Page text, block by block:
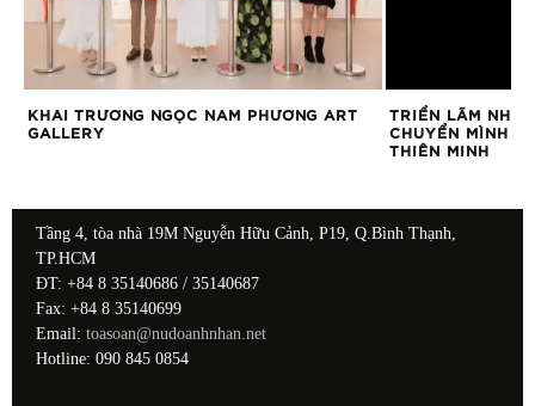
KHAI TRƯƠNG NGỌC NAM PHƯƠNG ART
GALLERY
TRIỂN LÃM
CHUYỂN MÌNH
THIÊN MINH
Tầng 4, tòa nhà 19M Nguyễn Hữu Cảnh, P19, Q.Bình Thạnh,
TP.HCM
ĐT: +84 8 35140686 / 35140687
Fax: +84 8 35140699
Email: toasoan@nudoanhnhan.net
Hotline: 090 845 0854